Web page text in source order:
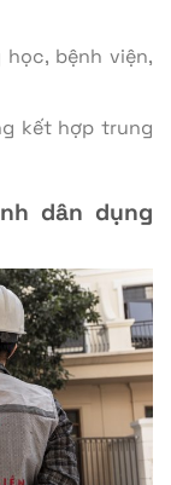
bệnh viện,
kết hợp trung
dân dụng